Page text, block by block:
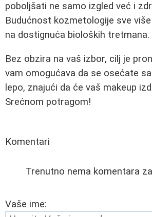
poboljšati ne samo izgled već i
Budućnost kozmetologije sve
na dostignuća bioloških tretmana.
Bez obzira na vaš izbor, cilj je
vam omogućava da se osećate
lepo, znajući da će vaš makeup
Srećnom potragom!
Komentari
Trenutno nema komentara
Vaše ime: